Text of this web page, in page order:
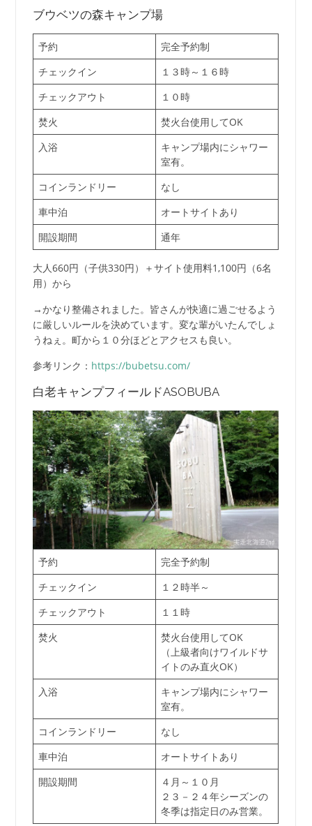
ブウベツの森キャンプ場
予約
完全予約制
チェックイン
１３時～１６時
チェックアウト
１０時
焚火
焚火台使用してOK
入浴
キャンプ場内にシャワー
室有。
コインランドリー
なし
車中泊
オートサイトあり
開設期間
通年
大人660円（子供330円）＋サイト使用料1,100円（6名
用）から
→かなり整備されました。皆さんが快適に過ごせるよう
に厳しいルールを決めています。変な輩がいたんでしょ
うねぇ。町から１０分ほどとアクセスも良い。
参考リンク： https://bubetsu.com/
白老キャンプフィールドASOBUBA
予約
完全予約制
チェックイン
１２時半～
チェックアウト
１１時
焚火
焚火台使用してOK
（上級者向けワイルドサ
イトのみ直火OK）
入浴
キャンプ場内にシャワー
室有。
コインランドリー
なし
車中泊
オートサイトあり
開設期間
４月～１０月
２３－２４年シーズンの
冬季は指定日のみ営業。